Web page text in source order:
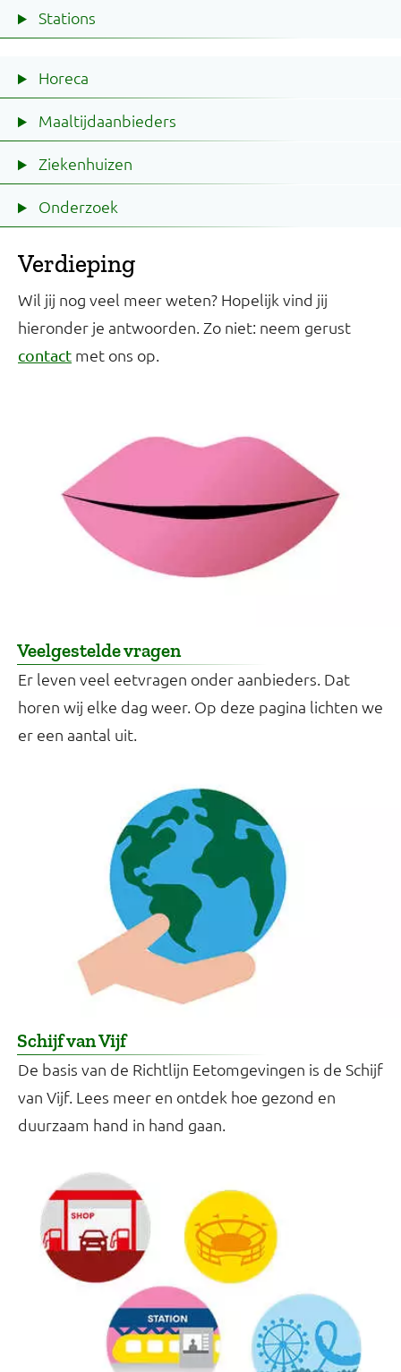
Stations
Horeca
Maaltijdaanbieders
Ziekenhuizen
Onderzoek
Verdieping
Wil jij nog veel meer weten? Hopelijk vind jij
hieronder je antwoorden. Zo niet: neem gerust
contact met ons op.
Veelgestelde vragen
Er leven veel eetvragen onder aanbieders. Dat
horen wij elke dag weer. Op deze pagina lichten we
er een aantal uit.
Schijf van Vijf
De basis van de Richtlijn Eetomgevingen is de Schijf
van Vijf. Lees meer en ontdek hoe gezond en
duurzaam hand in hand gaan.